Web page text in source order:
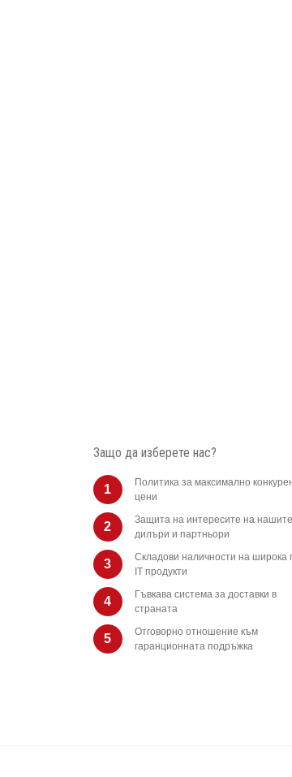
Защо да изберете нас?
1
Политика за максимално
цени
2
Защита на интересите на нашите
дилъри и партньори
3
Складови наличности на широка
IT продукти
4
Гъвкава система за доставки в
страната
5
Отговорно отношение към
гаранционната подръжка